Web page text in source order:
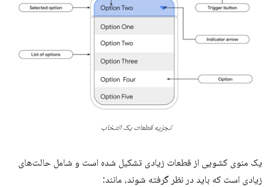
تجزیه قطعات یک انتخاب
یک منوی کشویی از قطعات زیادی تشکیل شده است و شامل حالت‌های
زیادی است که باید در نظر گرفته شوند، مانند: